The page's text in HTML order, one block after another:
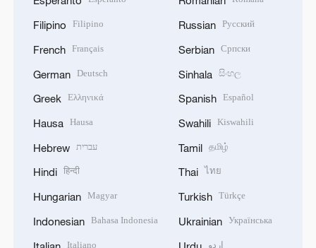
Filipino Filipino
French Français
German Deutsch
Greek Ελληνικά
Hausa Hausa
Hebrew עברית
Hindi हिन्दी
Hungarian Magyar
Indonesian Bahasa Indonesia
Italiano
Russian Русский
Serbian Српски
Sinhala සිංහල
Spanish Español
Swahili Kiswahili
Tamil தமிழ்
Thai ไทย
Turkish Türkçe
Ukrainian Українська
اردو